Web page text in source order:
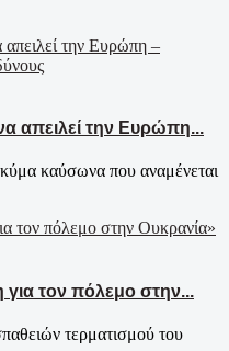
απειλεί την Ευρώπη...
καύσωνα που αναμένεται
τον πόλεμο στην...
τερματισμού του